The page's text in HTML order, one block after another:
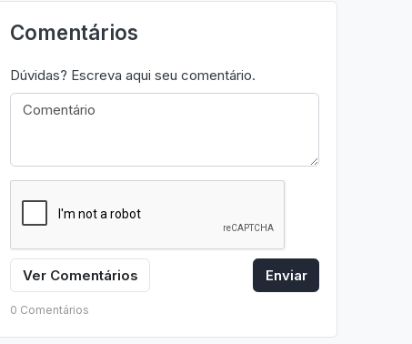
Comentários
Dúvidas? Escreva aqui seu comentário.
Ver Comentários Enviar
0 Comentários